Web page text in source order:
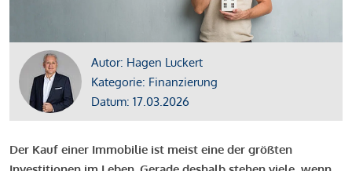
Autor: Hagen Luckert
Kategorie: Finanzierung
Datum: 17.03.2026
Der Kauf einer Immobilie ist meist eine der größten